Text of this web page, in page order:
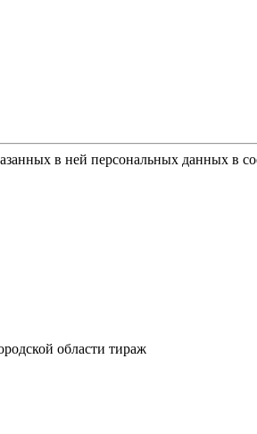
в ней персональных данных в
области тираж